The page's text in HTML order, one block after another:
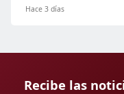
Hace 3 días
Recibe las